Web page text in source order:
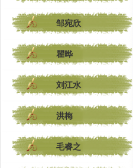
邹宛欣
瞿晔
刘江水
洪梅
毛睿之